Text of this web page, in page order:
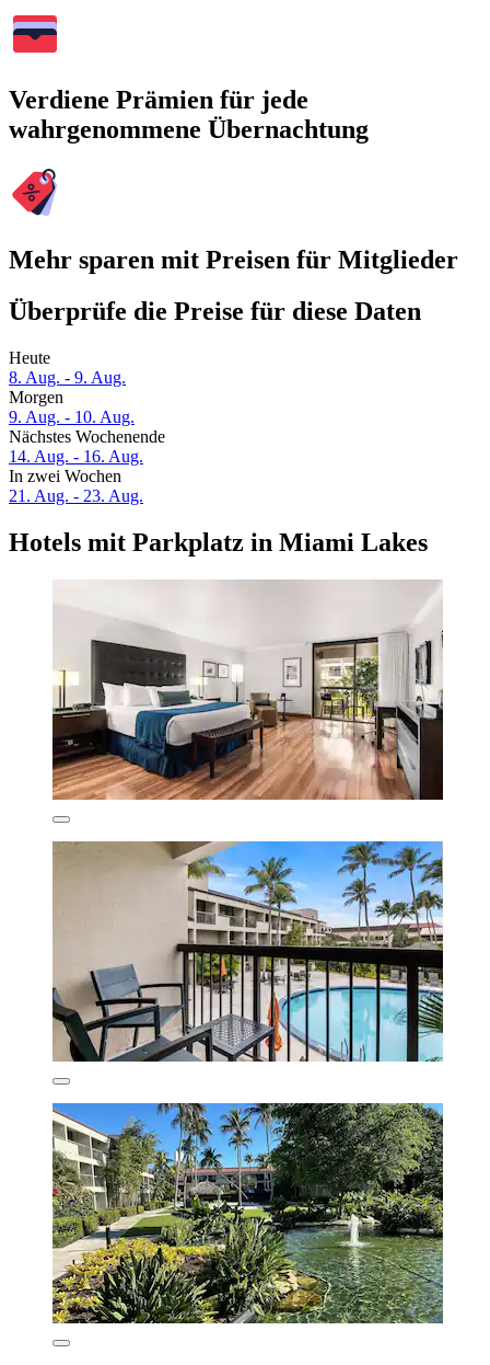
Verdiene Prämien für jede
wahrgenommene Übernachtung
Mehr sparen mit Preisen für Mitglieder
Überprüfe die Preise für diese Daten
Heute
8. Aug. - 9. Aug.
Morgen
9. Aug. - 10. Aug.
Nächstes Wochenende
14. Aug. - 16. Aug.
In zwei Wochen
21. Aug. - 23. Aug.
Hotels mit Parkplatz in Miami Lakes